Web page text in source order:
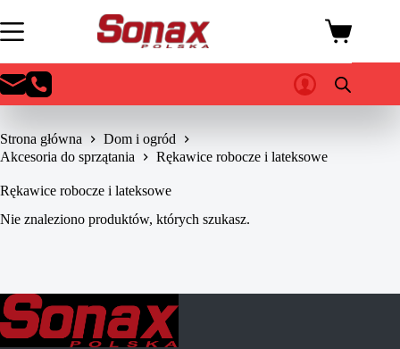
do
treści
Koszyk
Strona główna
Dom i ogród
Akcesoria do sprzątania
Rękawice robocze i lateksowe
Rękawice robocze i lateksowe
Nie znaleziono produktów, których szukasz.